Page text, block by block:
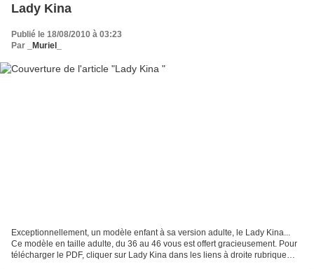
Lady Kina
Publié le 18/08/2010 à 03:23
Par
_Muriel_
Exceptionnellement, un modèle enfant à sa version adulte, le Lady Kina...
Ce modèle en taille adulte, du 36 au 46 vous est offert gracieusement. Pour
télécharger le PDF, cliquer sur Lady Kina dans les liens à droite rubrique